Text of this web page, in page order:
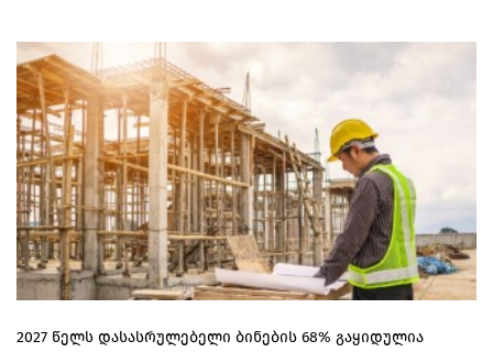
2027 წელს დასასრულებელი ბინების 68% გაყიდულია